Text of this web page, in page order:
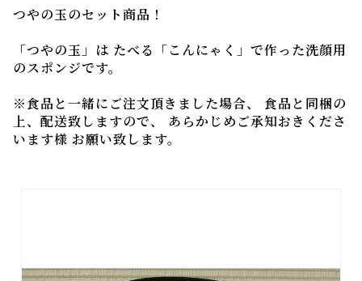
つやの玉のセット商品！
「つやの玉」は たべる「こんにゃく」で作った洗顔用
のスポンジです。
※食品と一緒にご注文頂きました場合、 食品と同梱の
上、配送致しますので、 あらかじめご承知おきくださ
います様 お願い致します。